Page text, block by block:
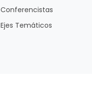
Conferencistas
Ejes Temáticos